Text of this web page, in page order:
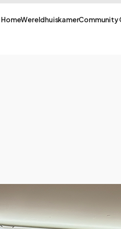
HomeWereldhuiskamerCommunity